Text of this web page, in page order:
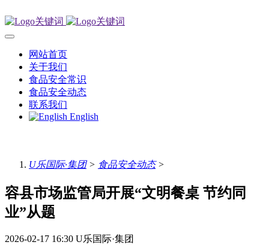
网站首页
关于我们
食品安全常识
食品安全动态
联系我们
English
U乐国际·集团> 食品安全动态>
容县市场监管局开展“文明餐桌 节约同
业”从题
2026-02-17 16:30 U乐国际·集团